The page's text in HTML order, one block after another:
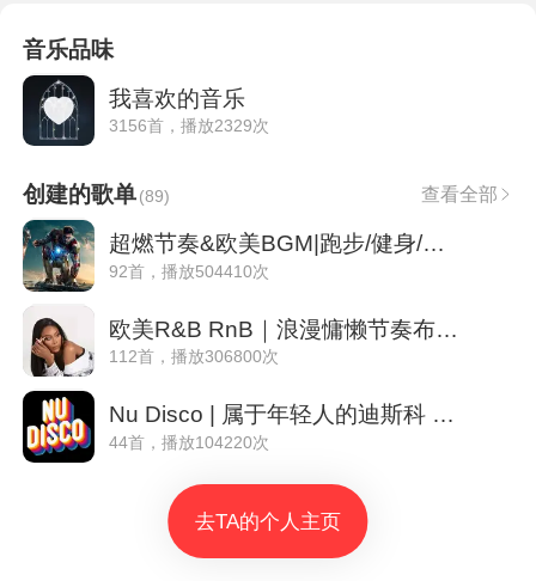
音乐品味
我喜欢的音乐
3156首，播放2329次
创建的歌单(89) 查看全部
超燃节奏&欧美BGM|跑步/健身/游戏/篮球必备
92首，播放504410次
欧美R&B RnB｜浪漫慵懒节奏布鲁斯
112首，播放306800次
Nu Disco | 属于年轻人的迪斯科 复古浪潮
44首，播放104220次
去TA的个人主页